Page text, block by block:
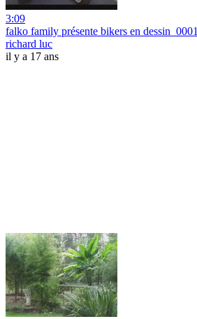
3:09
falko family présente bikers en dessin_0001
richard luc
il y a 17 ans